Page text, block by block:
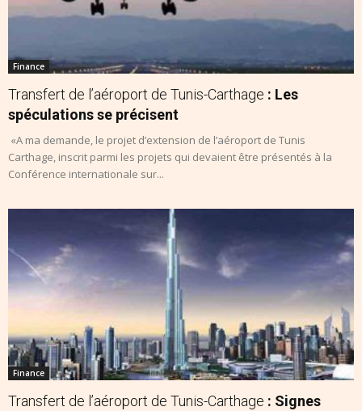
Finance
Transfert de l’aéroport de Tunis-Carthage : Les
spéculations se précisent
«A ma demande, le projet d’extension de l’aéroport de Tunis
Carthage, inscrit parmi les projets qui devaient être présentés à la
Conférence internationale sur...
Finance
Transfert de l’aéroport de Tunis-Carthage : Signes